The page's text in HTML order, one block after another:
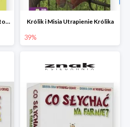
Państwo Burakowie i inne historie Królik i Misia Utrapienie Królika
39%